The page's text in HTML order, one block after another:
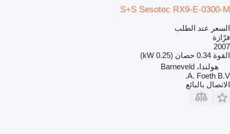
S+S Sesotec RX9-E-0300-M
السعر عند الطلب
فرّازة
2007
القوة 0.34 حصان (0.25 kW)
هولندا، Barneveld
A. Foeth B.V.
الاتصال بالبائع